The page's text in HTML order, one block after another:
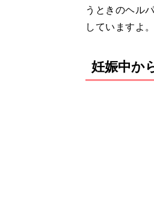
うときのヘル
していますよ。
妊娠中か